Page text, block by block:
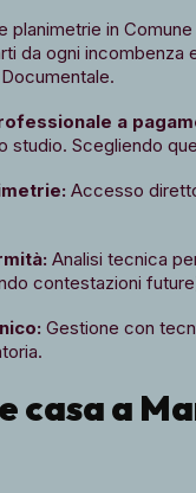
planimetrie in
da ogni incombenza
a
studio. Scegliendo
Accesso
Analisi tecnica
contestazioni
Gestione con
casa a